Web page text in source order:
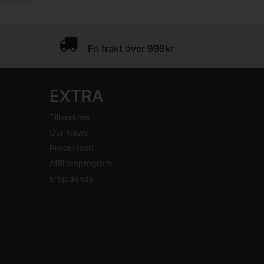
Fri frakt över 999kr
EXTRA
Tillverkare
Our News
Presentkort
Affiliateprogram
Erbjudande